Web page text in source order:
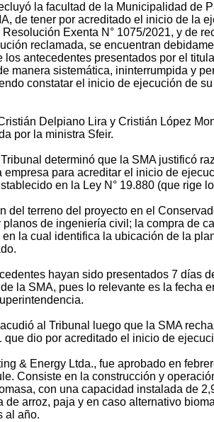
la facultad de la Municipalidad de
de tener por acreditado el inicio de la
Resolución Exenta N° 1075/2021, y de
reclamada, se encuentran
antecedentes presentados por el
manera sistemática, ininterrumpida y
constatar el inicio de ejecución de su
Delpiano Lira y Cristián López
por la ministra Sfeir.
determinó que la SMA justificó
para acreditar el inicio de
en la Ley N° 19.880 (que rige
del terreno del proyecto en el
de ingeniería civil; la compra de
la cual identifica la ubicación de la
hayan sido presentados 7 días
la SMA, pues lo relevante es la fecha
al Tribunal luego que la SMA
dio por acreditado el inicio de
& Energy Ltda., fue aprobado en
Consiste en la construcción y
con una capacidad instalada de
arroz, paja y en caso alternativo
al año.